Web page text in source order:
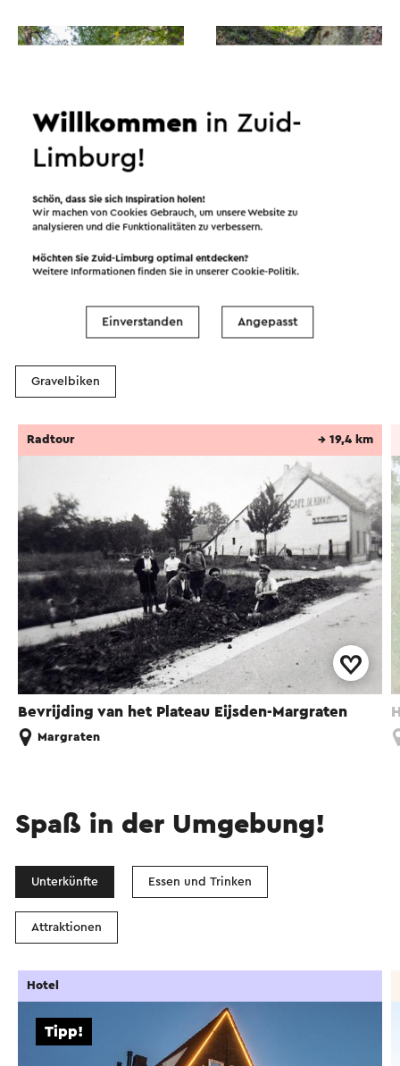
Routen in der Region
Radfahren Wandern Radsport
Gravelbiken
Bevrijding van het Plateau Eijsden-Margraten
Radtour → 19,4 km
Margraten
Spaß in der Umgebung!
Unterkünfte Essen und Trinken
Attraktionen
Tipp!
Hotel
Willkommen in Zuid-
Limburg!
Schön, dass Sie sich Inspiration holen!
Wir machen von Cookies Gebrauch, um unsere Website zu
analysieren und die Funktionalitäten zu verbessern.
Möchten Sie Zuid-Limburg optimal entdecken?
Weitere Informationen finden Sie in unsererCookie-Politik.
Einverstanden Angepasst